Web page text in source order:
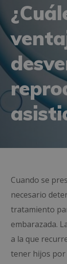
Cuando se
necesario
tratamiento
embarazada.
a la que
tener hijos por